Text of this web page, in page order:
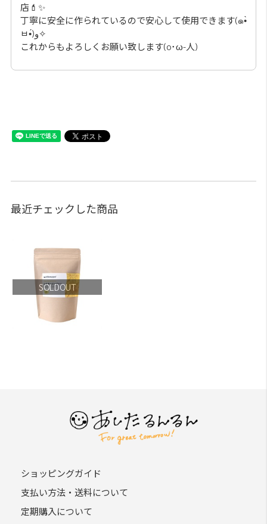
店💄✨️
丁寧に安全に作られているので安心して使用できます(๑•̀
ㅂ•́)و✧
これからもよろしくお願い致します(o･ω-人)
最近チェックした商品
SOLDOUT
ショッピングガイド
支払い方法・送料について
定期購入について